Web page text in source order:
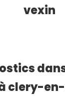
vexin
clery-